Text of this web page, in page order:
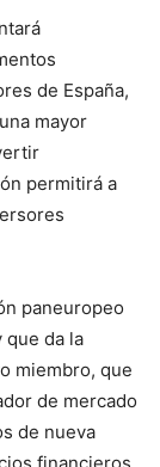
de España,
mayor
permitirá a
paneuropeo
que da la
miembro, que
de mercado
de nueva